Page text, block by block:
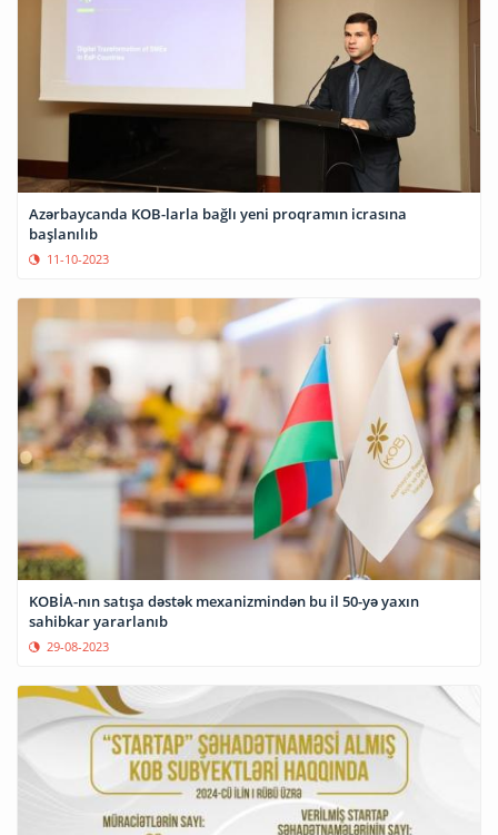
Azərbaycanda KOB-larla bağlı yeni proqramın icrasına
başlanılıb
11-10-2023
KOBİA-nın satışa dəstək mexanizmindən bu il 50-yə yaxın
sahibkar yararlanıb
29-08-2023